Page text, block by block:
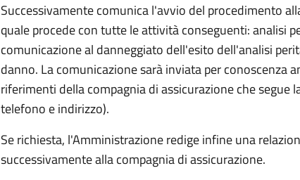
Successivamente comunica l'avvio del procedimento
quale procede con tutte le attività conseguenti: analisi
comunicazione al danneggiato dell'esito dell'analisi
danno. La comunicazione sarà inviata per conoscenza
riferimenti della compagnia di assicurazione che segue
telefono e indirizzo).
Se richiesta, l'Amministrazione redige infine una
successivamente alla compagnia di assicurazione.